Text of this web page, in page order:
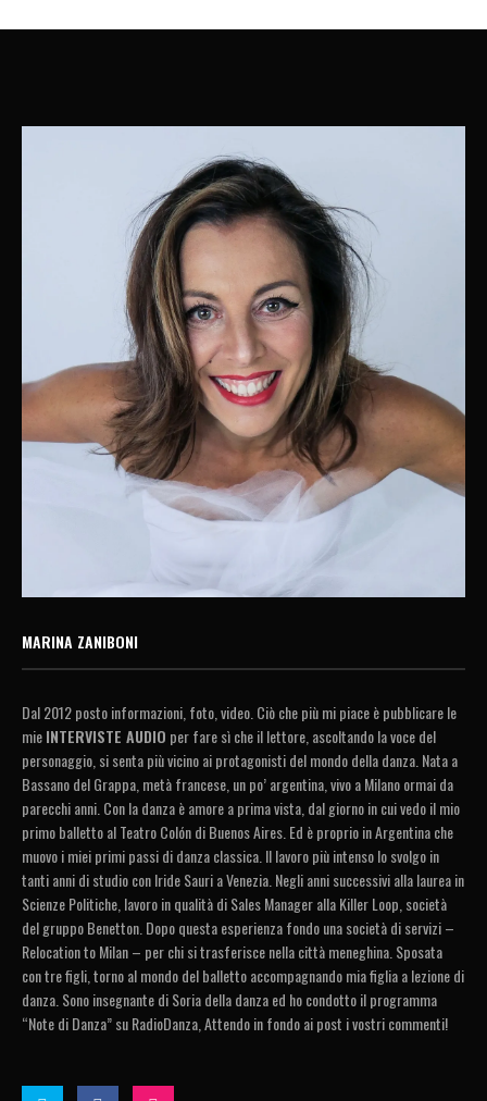
MARINA ZANIBONI
Dal 2012 posto informazioni, foto, video. Ciò che più mi piace è pubblicare le
mieINTERVISTE AUDIO per fare sì che il lettore, ascoltando la voce del
personaggio, si senta più vicino ai protagonisti del mondo della danza. Nata a
Bassano del Grappa, metà francese, un po’ argentina, vivo a Milano ormai da
parecchi anni. Con la danza è amore a prima vista, dal giorno in cui vedo il mio
primo balletto al Teatro Colón di Buenos Aires. Ed è proprio in Argentina che
muovo i miei primi passi di danza classica. Il lavoro più intenso lo svolgo in
tanti anni di studio con Iride Sauri a Venezia. Negli anni successivi alla laurea in
Scienze Politiche, lavoro in qualità di Sales Manager alla Killer Loop, società
del gruppo Benetton. Dopo questa esperienza fondo una società di servizi –
Relocation to Milan – per chi si trasferisce nella città meneghina. Sposata
con tre figli, torno al mondo del balletto accompagnando mia figlia a lezione di
danza. Sono insegnante di Soria della danza ed ho condotto il programma
“Note di Danza” su RadioDanza, Attendo in fondo ai post i vostri commenti!